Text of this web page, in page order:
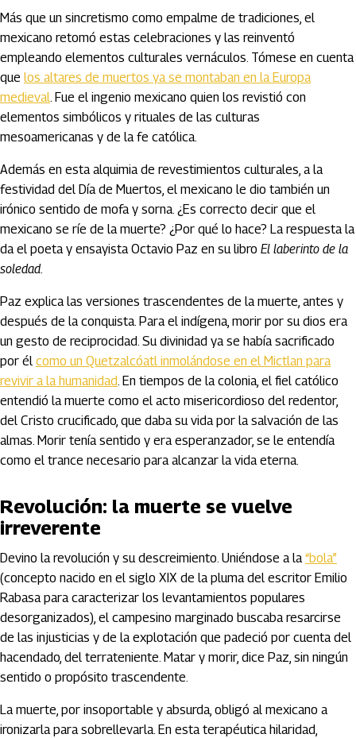
Más que un sincretismo como empalme de tradiciones, el
mexicano retomó estas celebraciones y las reinventó
empleando elementos culturales vernáculos. Tómese en cuenta
que los altares de muertos ya se montaban en la Europa
medieval. Fue el ingenio mexicano quien los revistió con
elementos simbólicos y rituales de las culturas
mesoamericanas y de la fe católica.
Además en esta alquimia de revestimientos culturales, a la
festividad del Día de Muertos, el mexicano le dio también un
irónico sentido de mofa y sorna. ¿Es correcto decir que el
mexicano se ríe de la muerte? ¿Por qué lo hace? La respuesta la
da el poeta y ensayista Octavio Paz en su libro El laberinto de la
soledad.
Paz explica las versiones trascendentes de la muerte, antes y
después de la conquista. Para el indígena, morir por su dios era
un gesto de reciprocidad. Su divinidad ya se había sacrificado
por él como un Quetzalcóatl inmolándose en el Mictlan para
revivir a la humanidad. En tiempos de la colonia, el fiel católico
entendió la muerte como el acto misericordioso del redentor,
del Cristo crucificado, que daba su vida por la salvación de las
almas. Morir tenía sentido y era esperanzador, se le entendía
como el trance necesario para alcanzar la vida eterna.
Revolución: la muerte se vuelve
irreverente
Devino la revolución y su descreimiento. Uniéndose a la“bola”
(concepto nacido en el siglo XIX de la pluma del escritor Emilio
Rabasa para caracterizar los levantamientos populares
desorganizados), el campesino marginado buscaba resarcirse
de las injusticias y de la explotación que padeció por cuenta del
hacendado, del terrateniente. Matar y morir, dice Paz, sin ningún
sentido o propósito trascendente.
La muerte, por insoportable y absurda, obligó al mexicano a
ironizarla para sobrellevarla. En esta terapéutica hilaridad,